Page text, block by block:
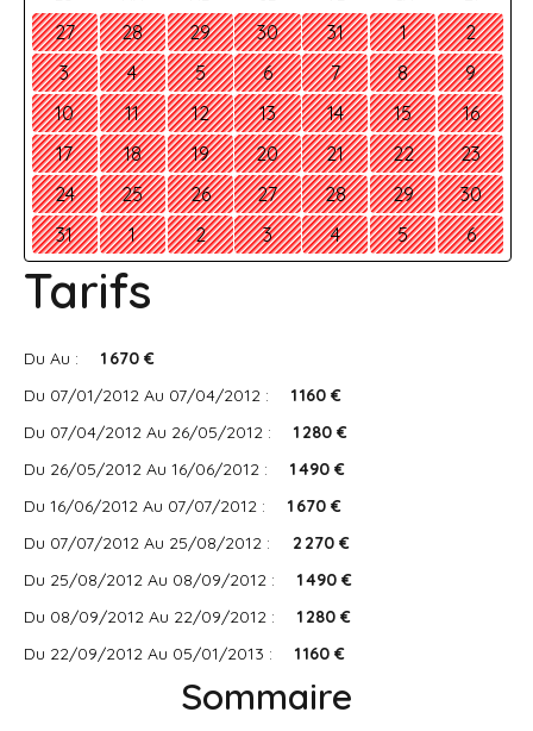
27 28 29 30 31 1
2
3
4 5 6 7 8
9
10
11 12 13 14 15
16
17
18 19 20 21 22
23
24
25 26 27 28 29
30
31
1 2 3 4 5 6
Tarifs
Du Au :
1 670 €
Du 07/01/2012 Au 07/04/2012 :
1 160 €
Du 07/04/2012 Au 26/05/2012 :
1 280 €
Du 26/05/2012 Au 16/06/2012 :
1 490 €
Du 16/06/2012 Au 07/07/2012 :
1 670 €
Du 07/07/2012 Au 25/08/2012 :
2 270 €
Du 25/08/2012 Au 08/09/2012 :
1 490 €
Du 08/09/2012 Au 22/09/2012 :
1 280 €
Du 22/09/2012 Au 05/01/2013 :
1 160 €
Sommaire